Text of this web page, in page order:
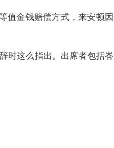
值金钱赔偿方式，来安顿因
时这么指出。出席者包括峇